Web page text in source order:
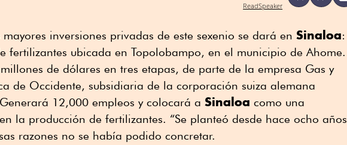
ReadSpeaker
inversiones privadas de este sexenio se dará en Sinaloa:
fertilizantes ubicada en Topolobampo, en el municipio de Ahome.
de dólares en tres etapas, de parte de la empresa Gas y
de Occidente, subsidiaria de la corporación suiza alemana
12,000 empleos y colocará a Sinaloa como una
la producción de fertilizantes. “Se planteó desde hace ocho años
razones no se había podido concretar.